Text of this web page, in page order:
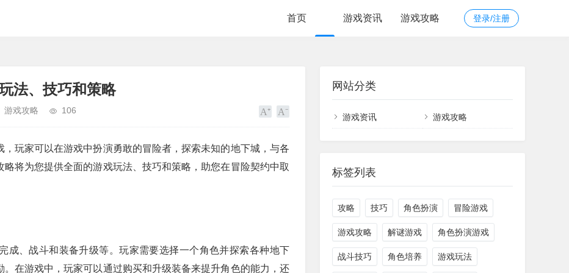
登录/注册
首页 游戏资讯 游戏攻略
法、技巧和策略
游戏攻略 106
玩家可以在游戏中扮演勇敢的冒险者，探索未知的地下城，与各
将为您提供全面的游戏玩法、技巧和策略，助您在冒险契约中取
成、战斗和装备升级等。玩家需要选择一个角色并探索各种地下
在游戏中，玩家可以通过购买和升级装备来提升角色的能力，还
网站分类
游戏资讯 游戏攻略
标签列表
攻略 技巧 角色扮演 冒险游戏
游戏攻略 解谜游戏 角色扮演游戏
战斗技巧 角色培养 游戏玩法